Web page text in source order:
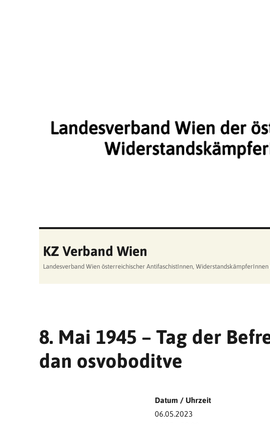
KZ Verband Wien
Landesverband Wien österreichischer AntifaschistInnen, WiderstandskämpferInnen
8. Mai 1945 – Tag der
dan osvoboditve
Datum / Uhrzeit
06.05.2023